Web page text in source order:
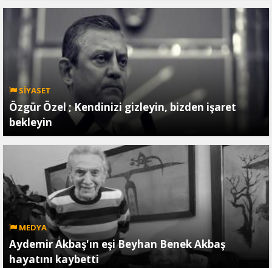
SİYASET
Özgür Özel ; Kendinizi gizleyin, bizden işaret
bekleyin
MEDYA
Aydemir Akbaş'ın eşi Beyhan Benek Akbaş
hayatını kaybetti